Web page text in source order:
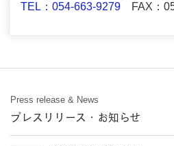
TEL：054-663-9279 FAX：
Press release & News
プレスリリース・お知らせ